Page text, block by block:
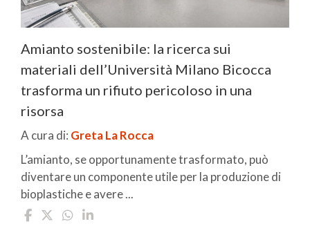
Amianto sostenibile: la ricerca sui
materiali dell’Università Milano Bicocca
trasforma un rifiuto pericoloso in una
risorsa
A cura di: Greta La Rocca
L’amianto, se opportunamente trasformato, può
diventare un componente utile per la produzione di
bioplastiche e avere ...